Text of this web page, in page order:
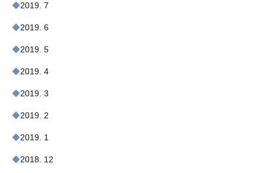
2019. 7
2019. 6
2019. 5
2019. 4
2019. 3
2019. 2
2019. 1
2018. 12